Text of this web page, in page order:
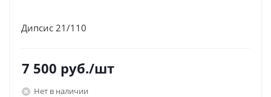
Дипсис 21/110
7 500 руб./шт
Нет в наличии